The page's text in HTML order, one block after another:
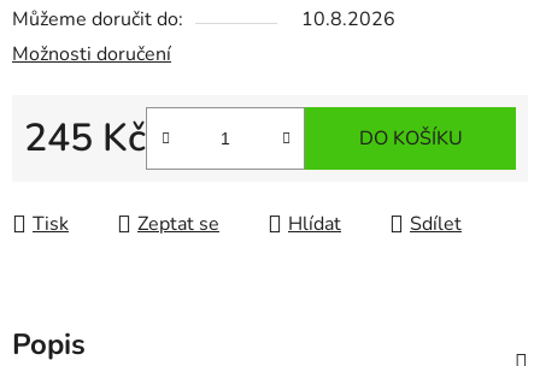
Můžeme doručit do:
10.8.2026
Možnosti doručení
245 Kč DO KOŠÍKU
Tisk Zeptat se Hlídat Sdílet
Popis